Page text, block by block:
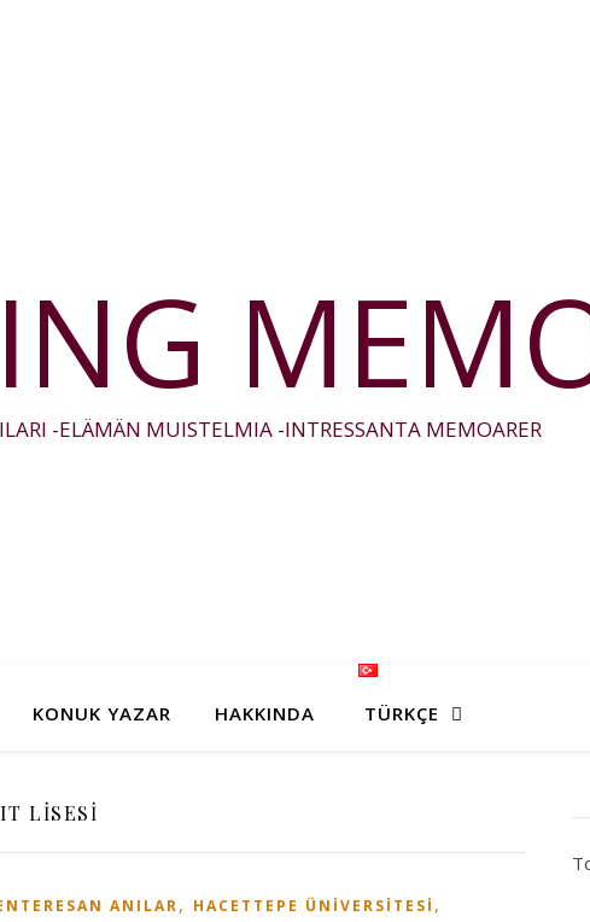
-ELÄMÄN MUISTELMIA -INTRESSANTA MEMOARER
KONUK YAZAR HAKKINDA TÜRKÇE
LISESI
ANILAR, HACETTEPE ÜNIVERSITESI ,